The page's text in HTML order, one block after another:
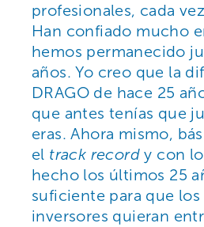
profesionales, cada
Han confiado mucho
hemos permanecido
años. Yo creo que la
DRAGO de hace 25
que antes tenías que
eras. Ahora mismo,
el track record y con
hecho los últimos 25
suficiente para que los
inversores quieran